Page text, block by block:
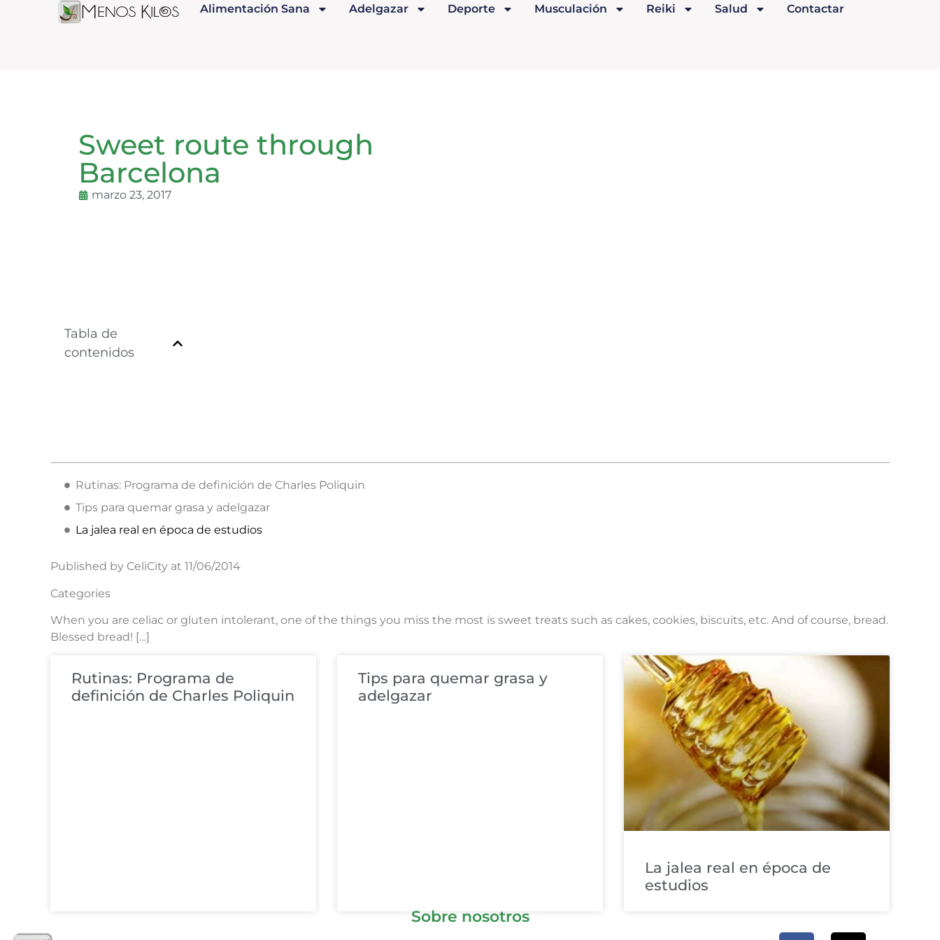
Alimentación Sana Adelgazar Deporte Musculación Reiki Salud Contactar
Sweet route through
Barcelona
marzo 23, 2017
Tabla de
contenidos
Rutinas: Programa de definición de Charles Poliquin
Tips para quemar grasa y adelgazar
La jalea real en época de estudios
Published by CeliCity at 11/06/2014
Categories
When you are celiac or gluten intolerant, one of the things you miss the most is sweet treats such as cakes, cookies, biscuits, etc. And of course, bread.
Blessed bread! […]
Rutinas: Programa de
definición de Charles Poliquin
Tips para quemar grasa y
adelgazar
La jalea real en época de
estudios
Sobre nosotros